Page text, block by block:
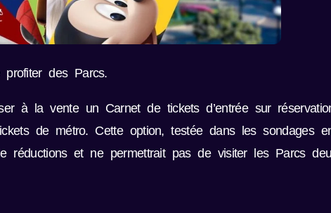
des Parcs.
à la vente un Carnet de tickets d’entrée sur
de métro. Cette option, testée dans les sondages
réductions et ne permettrait pas de visiter les Parcs